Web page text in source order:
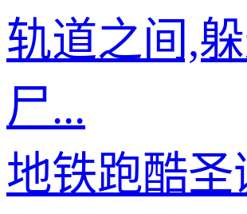
轨道之间,
尸...
地铁跑酷圣